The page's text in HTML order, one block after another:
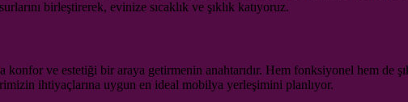
birleştirerek, evinize sıcaklık ve şıklık katıyoruz.
ve estetiği bir araya getirmenin anahtarıdır. Hem fonksiyonel hem de
ihtiyaçlarına uygun en ideal mobilya yerleşimini planlıyor.